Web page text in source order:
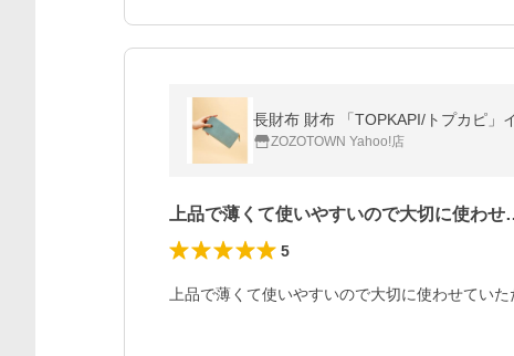
長財布 財布 「TOPKAPI/トプカピ」
ZOZOTOWN Yahoo!店
上品で薄くて使いやすいので大切に使わ
5
上品で薄くて使いやすいので大切に使わせてい